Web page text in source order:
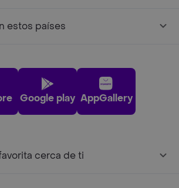
estos países
Google play AppGallery
cerca de ti